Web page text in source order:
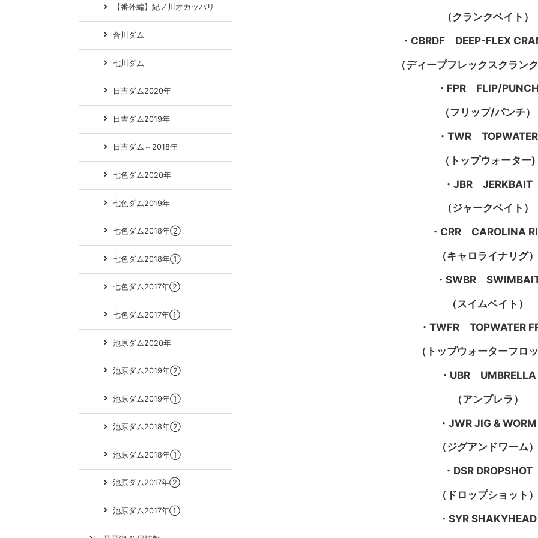
（クランクベイト）
・CBRDF DEEP-FLEX
（ディープフレックスクラン
・FPR FLIP/PUNCH
（フリップ/パンチ）
・TWR TOPWATER
（トップウォーター)
・JBR JERKBAIT
（ジャークベイト）
・CRR CAROLINA
（キャロライナリグ）
・SWBR
（スイムベイト）
・TWFR TOPWATER
（トップウォーターフロッ
・UBR UMBRELLA
（アンブレラ）
・JWR JIG & WORM
（ジグアンドワーム）
・DSR DROPSHOT
（ドロップショット）
・SYR SHAKYHEAD
【番外編】紀ノ川オカッパリ
合川ダム
七川ダム
日吉ダム2020年
日吉ダム2019年
日吉ダム～2018年
七色ダム2020年
七色ダム2019年
七色ダム2018年②
七色ダム2018年①
七色ダム2017年②
七色ダム2017年①
池原ダム2020年
池原ダム2019年②
池原ダム2019年①
池原ダム2018年②
池原ダム2018年①
池原ダム2017年②
池原ダム2017年①